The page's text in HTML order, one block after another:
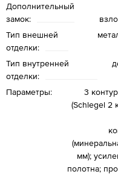
Дополнительный
замок:
Тип внешней
отделки:
Тип внутренней
отделки:
Параметры:
3
(Schlegel 2
мм);
полотна;